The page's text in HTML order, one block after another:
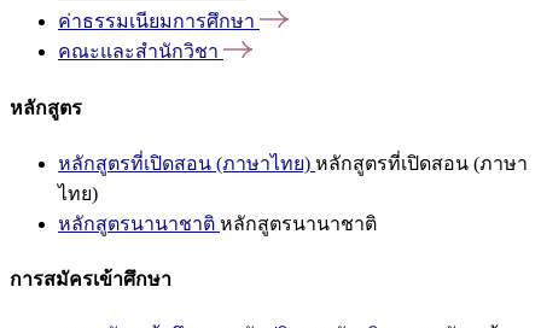
ค่าธรรมเนียมการศึกษา
คณะและสำนักวิชา
หลักสูตร
หลักสูตรที่เปิดสอน (ภาษาไทย) หลักสูตรที่เปิดสอน (ภาษา
ไทย)
หลักสูตรนานาชาติ หลักสูตรนานาชาติ
การสมัครเข้าศึกษา